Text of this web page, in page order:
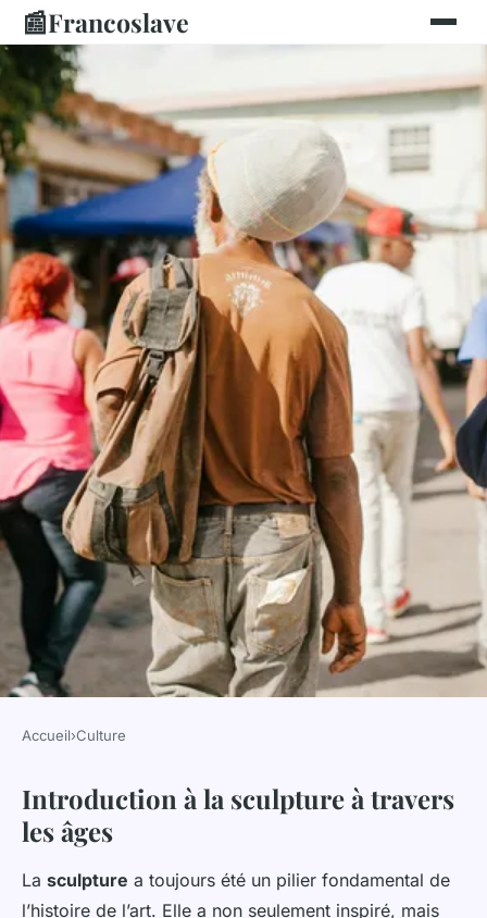
📰Francoslave
Voyage à travers la sculpture :
de l'Antiquité à l'époque
contemporaine
Accueil›Culture
Introduction à la sculpture à travers
les âges
La sculpture a toujours été un pilier fondamental de
l’histoire de l’art. Elle a non seulement inspiré, mais